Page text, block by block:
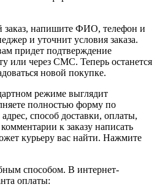
заказ, напишите ФИО, телефон и
и уточнит условия заказа.
придет подтверждение
или через СМС. Теперь останется
новой покупке.
режиме выглядит
полностью форму по
способ доставки, оплаты,
к заказу написать
курьеру вас найти. Нажмите
способом. В интернет-
оплаты: